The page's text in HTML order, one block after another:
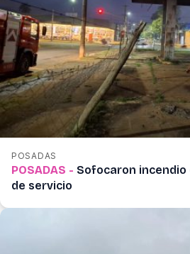
POSADAS
POSADAS - Sofocaron
de servicio